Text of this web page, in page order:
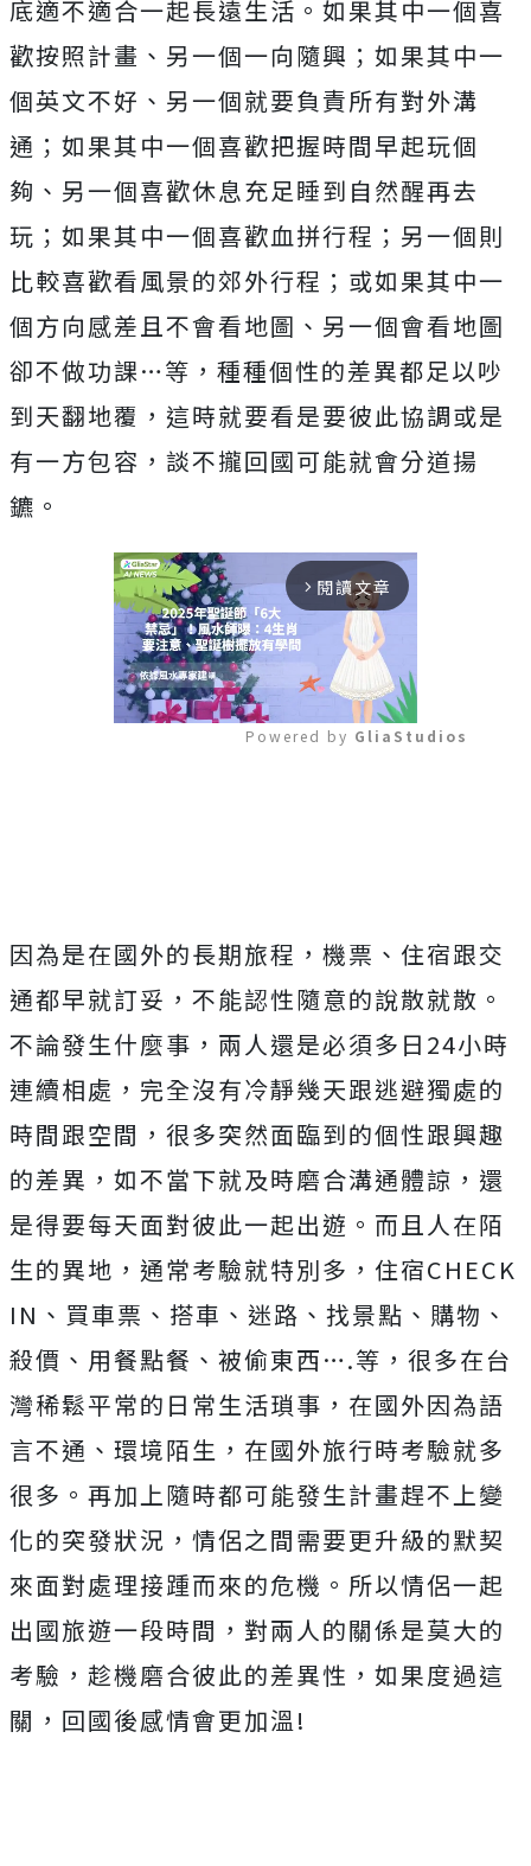
底適不適合一起長遠生活。如果其中一個喜
歡按照計畫、另一個一向隨興；如果其中一
個英文不好、另一個就要負責所有對外溝
通；如果其中一個喜歡把握時間早起玩個
夠、另一個喜歡休息充足睡到自然醒再去
玩；如果其中一個喜歡血拼行程；另一個則
比較喜歡看風景的郊外行程；或如果其中一
個方向感差且不會看地圖、另一個會看地圖
卻不做功課…等，種種個性的差異都足以吵
到天翻地覆，這時就要看是要彼此協調或是
有一方包容，談不攏回國可能就會分道揚
鑣。
arrow_forward_ios 閱讀文章
Powered by GliaStudios
因為是在國外的長期旅程，機票、住宿跟交
通都早就訂妥，不能認性隨意的說散就散。
不論發生什麼事，兩人還是必須多日24小時
連續相處，完全沒有冷靜幾天跟逃避獨處的
時間跟空間，很多突然面臨到的個性跟興趣
的差異，如不當下就及時磨合溝通體諒，還
是得要每天面對彼此一起出遊。而且人在陌
生的異地，通常考驗就特別多，住宿CHECK
IN、買車票、搭車、迷路、找景點、購物、
殺價、用餐點餐、被偷東西….等，很多在台
灣稀鬆平常的日常生活瑣事，在國外因為語
言不通、環境陌生，在國外旅行時考驗就多
很多。再加上隨時都可能發生計畫趕不上變
化的突發狀況，情侶之間需要更升級的默契
來面對處理接踵而來的危機。所以情侶一起
出國旅遊一段時間，對兩人的關係是莫大的
考驗，趁機磨合彼此的差異性，如果度過這
關，回國後感情會更加溫!